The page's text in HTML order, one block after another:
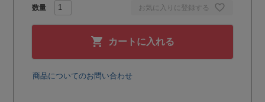
お気に入りに登録する
カートに入れる
商品についてのお問い合わせ